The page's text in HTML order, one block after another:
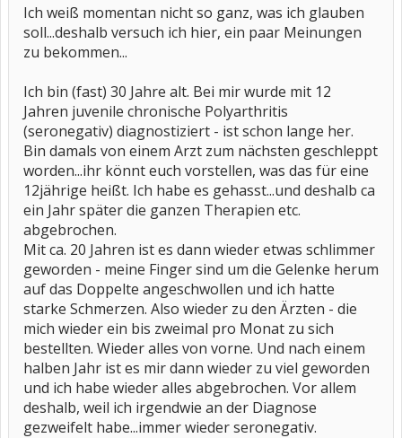
Ich weiß momentan nicht so ganz, was ich glauben
soll...deshalb versuch ich hier, ein paar Meinungen
zu bekommen...
Ich bin (fast) 30 Jahre alt. Bei mir wurde mit 12
Jahren juvenile chronische Polyarthritis
(seronegativ) diagnostiziert - ist schon lange her.
Bin damals von einem Arzt zum nächsten geschleppt
worden...ihr könnt euch vorstellen, was das für eine
12jährige heißt. Ich habe es gehasst...und deshalb ca
ein Jahr später die ganzen Therapien etc.
abgebrochen.
Mit ca. 20 Jahren ist es dann wieder etwas schlimmer
geworden - meine Finger sind um die Gelenke herum
auf das Doppelte angeschwollen und ich hatte
starke Schmerzen. Also wieder zu den Ärzten - die
mich wieder ein bis zweimal pro Monat zu sich
bestellten. Wieder alles von vorne. Und nach einem
halben Jahr ist es mir dann wieder zu viel geworden
und ich habe wieder alles abgebrochen. Vor allem
deshalb, weil ich irgendwie an der Diagnose
gezweifelt habe...immer wieder seronegativ.